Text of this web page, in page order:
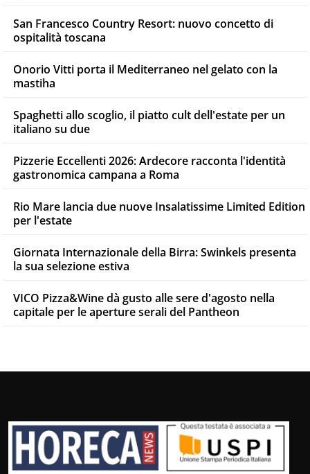
San Francesco Country Resort: nuovo concetto di
ospitalità toscana
Onorio Vitti porta il Mediterraneo nel gelato con la
mastiha
Spaghetti allo scoglio, il piatto cult dell'estate per un
italiano su due
Pizzerie Eccellenti 2026: Ardecore racconta l'identità
gastronomica campana a Roma
Rio Mare lancia due nuove Insalatissime Limited Edition
per l'estate
Giornata Internazionale della Birra: Swinkels presenta
la sua selezione estiva
VICO Pizza&Wine dà gusto alle sere d'agosto nella
capitale per le aperture serali del Pantheon